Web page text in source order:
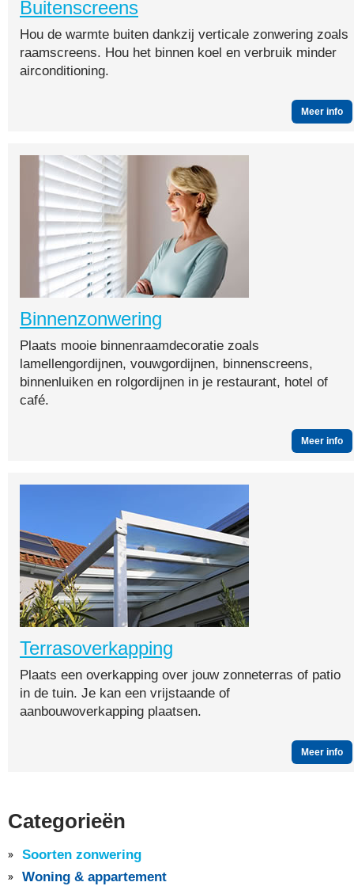
Buitenscreens
Hou de warmte buiten dankzij verticale zonwering zoals
raamscreens. Hou het binnen koel en verbruik minder
airconditioning.
Meer info
Binnenzonwering
Plaats mooie binnenraamdecoratie zoals
lamellengordijnen, vouwgordijnen, binnenscreens,
binnenluiken en rolgordijnen in je restaurant, hotel of
café.
Meer info
Terrasoverkapping
Plaats een overkapping over jouw zonneterras of patio
in de tuin. Je kan een vrijstaande of
aanbouwoverkapping plaatsen.
Meer info
Categorieën
Soorten zonwering
Woning & appartement